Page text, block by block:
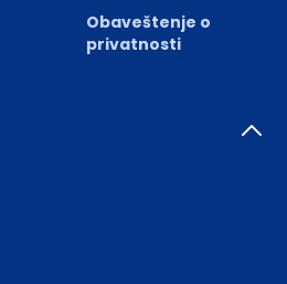
Obaveštenje o
privatnosti